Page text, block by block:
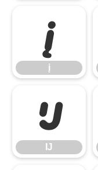
į
į
Ĳ
Ĳ